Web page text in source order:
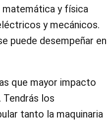
y física
y mecánicos.
puede desempeñar en
que mayor impacto
Tendrás los
tanto la maquinaria